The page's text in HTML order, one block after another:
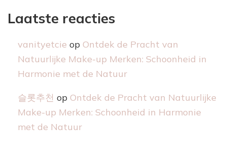
Laatste reacties
vanityetcie op Ontdek de Pracht van
Natuurlijke Make-up Merken: Schoonheid in
Harmonie met de Natuur
슬롯추천 op Ontdek de Pracht van Natuurlijke
Make-up Merken: Schoonheid in Harmonie
met de Natuur